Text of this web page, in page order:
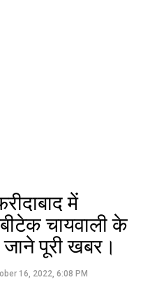
में
चायवाली के
पूरी खबर।
16, 2022, 6:08 PM